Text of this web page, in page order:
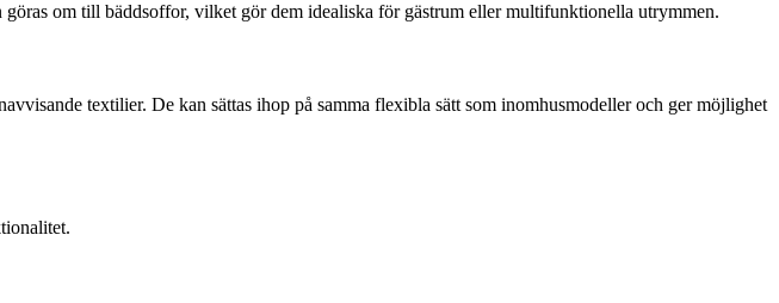
om till bäddsoffor, vilket gör dem idealiska för gästrum eller multifunktionella utrymmen.
textilier. De kan sättas ihop på samma flexibla sätt som inomhusmodeller och ger möjlighet